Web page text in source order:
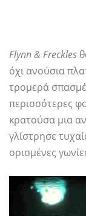
Flynn & Freckles
όχι ανούσια
τρομερά
περισσότερες
κρατούσα μια
γλίστρησε
ορισμένες